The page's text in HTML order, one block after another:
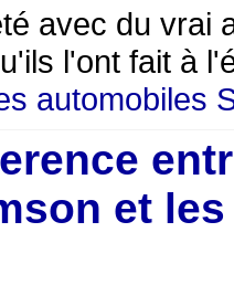
avec du vrai
l'ont fait à
automobiles
et